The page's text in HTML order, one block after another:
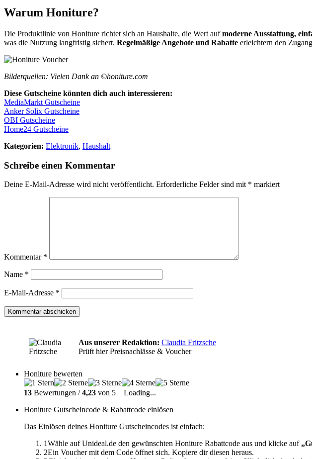
Warum Honiture?
Die Produktlinie von Honiture richtet sich an Haushalte, die Wert aufmoderne Ausstattung,
was die Nutzung langfristig sichert. Regelmäßige Angebote und Rabatte erleichtern den
Bilderquellen: Vielen Dank an ©honiture.com
Diese Gutscheine könnten dich auch interessieren:
MediaMarkt Gutscheine
Anker Solix Gutscheine
OBI Gutscheine
Home24 Gutscheine
Kategorien: Elektronik, Haushalt
Schreibe einen Kommentar
Deine E-Mail-Adresse wird nicht veröffentlicht. Erforderliche Felder sind mit * markiert
Kommentar *
Name *
E-Mail-Adresse *
Aus unserer Redaktion: Claudia Fritzsche
Prüft hier Preisnachlässe & Voucher
Honiture bewerten
13 Bewertungen /4,23 von 5
Loading...
Honiture Gutscheincode & Rabattcode einlösen
Das Einlösen deines Honiture Gutscheincodes ist einfach:
1Wähle auf Unideal.de den gewünschten Honiture Rabattcode aus und klicke auf
2Ein Voucher mit dem Code öffnet sich. Kopiere dir diesen heraus.